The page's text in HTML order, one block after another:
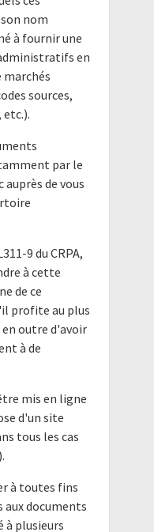
nom
à fournir une
en
marchés
sources,
par le
auprès de vous
9 du CRPA,
à cette
de ce
profite au plus
en outre d'avoir
à de
mis en ligne
d'un site
tous les cas
à toutes fins
aux documents
à plusieurs